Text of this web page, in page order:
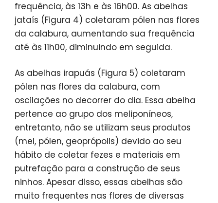
frequência, às 13h e às 16h00. As abelhas
jataís (Figura 4) coletaram pólen nas flores
da calabura, aumentando sua frequência
até às 11h00, diminuindo em seguida.
As abelhas irapuás (Figura 5) coletaram
pólen nas flores da calabura, com
oscilações no decorrer do dia. Essa abelha
pertence ao grupo dos meliponíneos,
entretanto, não se utilizam seus produtos
(mel, pólen, geoprópolis) devido ao seu
hábito de coletar fezes e materiais em
putrefação para a construção de seus
ninhos. Apesar disso, essas abelhas são
muito frequentes nas flores de diversas